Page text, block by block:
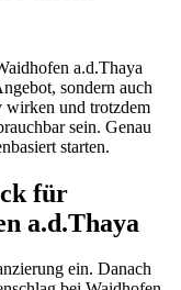
a.d.Thaya
sondern auch
und trotzdem
sein. Genau
starten.
für
a.d.Thaya
ein. Danach